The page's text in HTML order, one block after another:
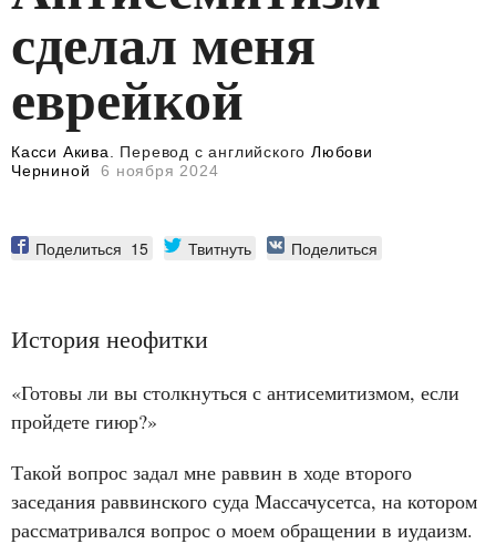
сделал меня
еврейкой
Касси Акива . Перевод с английскогоЛюбови
Черниной
6 ноября 2024
Поделиться 15 Твитнуть Поделиться
История неофитки
«Готовы ли вы столкнуться с антисемитизмом, если
пройдете гиюр?»
Такой вопрос задал мне раввин в ходе второго
заседания раввинского суда Массачусетса, на котором
рассматривался вопрос о моем обращении в иудаизм.